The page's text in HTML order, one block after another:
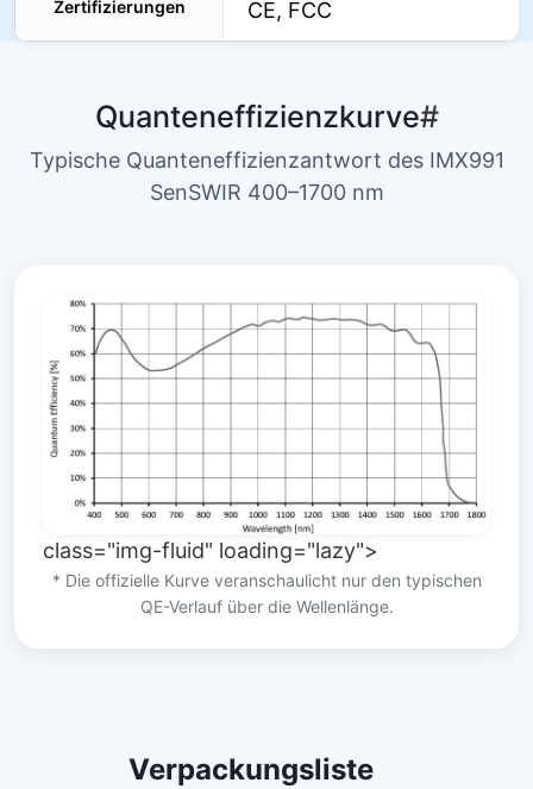
Zertifizierungen CE, FCC
Quanteneffizienzkurve#
Typische Quanteneffizienzantwort des IMX991
SenSWIR 400–1700 nm
class="img-fluid" loading="lazy">
* Die offizielle Kurve veranschaulicht nur den typischen
QE-Verlauf über die Wellenlänge.
Verpackungsliste